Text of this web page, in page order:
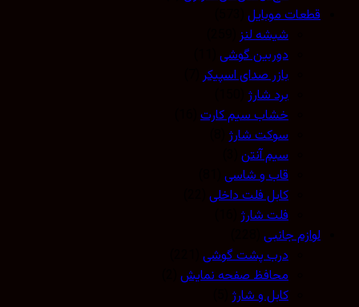
قطعات موبایل(573)
شیشه لنز(259)
دوربین گوشی(11)
بازر صدای اسپیکر(7)
برد شارژ(150)
خشاب سیم کارت(16)
سوکت شارژ(8)
سیم آنتن(3)
قاب و شاسی(81)
کابل فلت داخلی(22)
فلت شارژ(16)
لوازم جانبی(228)
درب پشت گوشی(221)
محافظ صفحه نمایش(2)
کابل و شارژ(5)